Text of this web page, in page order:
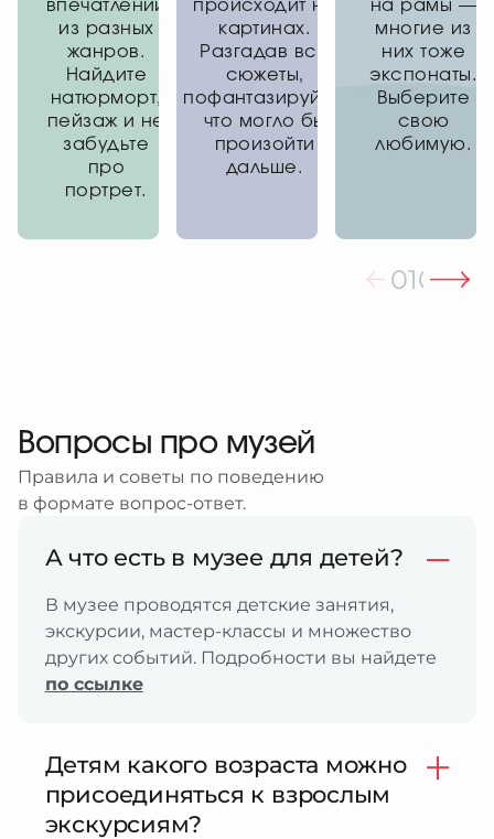
впечатлений
из разных
жанров.
Найдите
натюрморт,
пейзаж и не
забудьте
про
портрет.
происходит на
картинах.
Разгадав все
сюжеты,
пофантазируйте,
что могло бы
произойти
дальше.
на рамы —
многие из
них тоже
экспонаты.
Выберите
свою
любимую.
010203
Вопросы про музей
Правила и советы по поведению
в формате вопрос-ответ.
А что есть в музее для детей?
В музее проводятся детские занятия,
экскурсии, мастер-классы и множество
других событий. Подробности вы найдете
по ссылке
Детям какого возраста можно
присоединяться к взрослым
экскурсиям?